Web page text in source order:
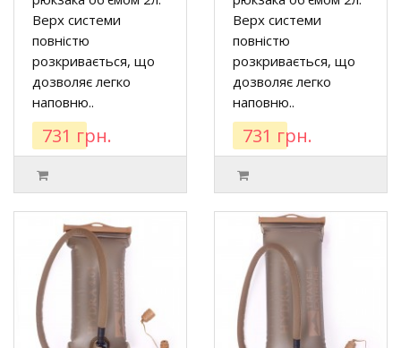
Верх системи
повністю
розкривається, що
дозволяє легко
наповню..
731 грн.
Верх системи
повністю
розкривається, що
дозволяє легко
наповню..
731 грн.